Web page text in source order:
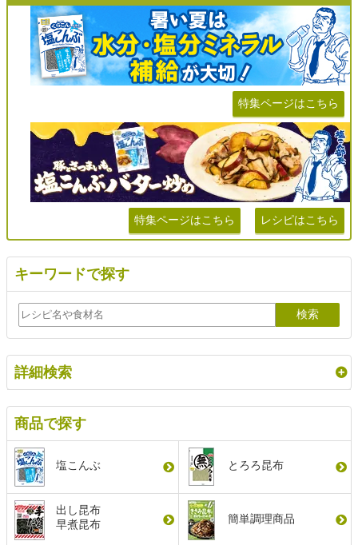
特集ページはこちら
特集ページはこちら レシピはこちら
キーワードで探す
詳細検索
商品で探す
塩こんぶ とろろ昆布
出し昆布
早煮昆布
簡単調理商品